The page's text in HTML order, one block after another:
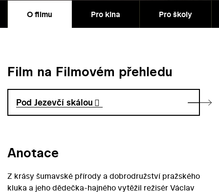
O filmu Pro kina Pro školy
Film na Filmovém přehledu
Pod Jezevčí skálou
Anotace
Z krásy šumavské přírody a dobrodružství pražského
kluka a jeho dědečka-hajného vytěžil režisér Václav